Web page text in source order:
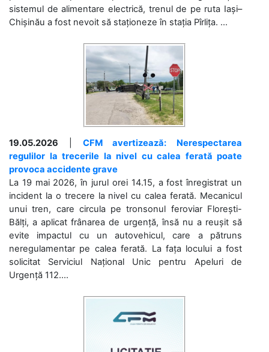
sistemul de alimentare electrică, trenul de pe ruta Iași–
Chișinău a fost nevoit să staționeze în stația Pîrlița. ...
19.05.2026
CFM avertizează: Nerespectarea
regulilor la trecerile la nivel cu calea ferată poate
provoca accidente grave
La 19 mai 2026, în jurul orei 14.15, a fost înregistrat un
incident la o trecere la nivel cu calea ferată. Mecanicul
unui tren, care circula pe tronsonul feroviar Florești-
Bălți, a aplicat frânarea de urgență, însă nu a reușit să
evite impactul cu un autovehicul, care a pătruns
neregulamentar pe calea ferată. La fața locului a fost
solicitat Serviciul Național Unic pentru Apeluri de
Urgență 112....